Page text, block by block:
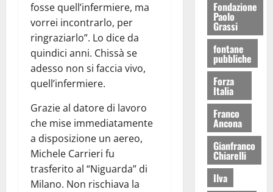
fosse quell’infermiere, ma
vorrei incontrarlo, per
ringraziarlo”. Lo dice da
quindici anni. Chissà se
adesso non si faccia vivo,
quell’infermiere.
Grazie al datore di lavoro
che mise immediatamente
a disposizione un aereo,
Michele Carrieri fu
trasferito al “Niguarda” di
Milano. Non rischiava la
Fondazione
Paolo
Grassi
fontane
pubbliche
Forza
Italia
Franco
Ancona
Gianfranco
Chiarelli
Ilva